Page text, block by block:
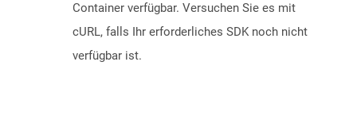
Container verfügbar. Versuchen Sie es mit
cURL, falls Ihr erforderliches SDK noch nicht
verfügbar ist.